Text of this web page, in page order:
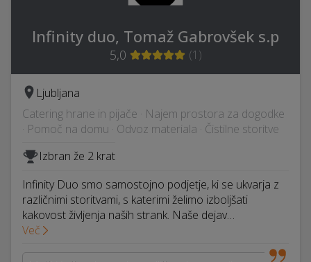
Infinity duo, Tomaž Gabrovšek s.p
5,0 (1 )
Ljubljana
Catering hrane in pijače · Najem prostora za dogodke
· Pomoč na domu · Odvoz materiala · Čistilne storitve
Izbran že 2 krat
Infinity Duo smo samostojno podjetje, ki se ukvarja z
različnimi storitvami, s katerimi želimo izboljšati
kakovost življenja naših strank. Naše dejav…
Več